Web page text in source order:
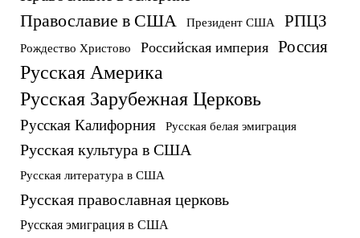
Православие в США Президент США РПЦЗ
Рождество Христово Российская империя Россия
Русская Америка
Русская Зарубежная Церковь
Русская Калифорния Русская белая эмиграция
Русская культура в США
Русская литература в США
Русская православная церковь
Русская эмиграция в США